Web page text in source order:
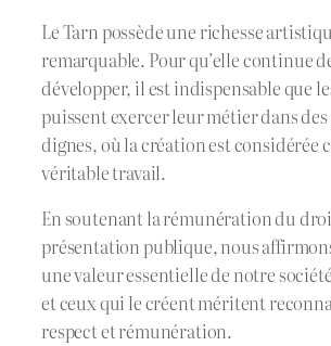
Le Tarn possède une richesse
remarquable. Pour qu’elle continue
développer, il est indispensable que
puissent exercer leur métier dans
dignes, où la création est considérée
véritable travail.
En soutenant la rémunération du
présentation publique, nous
une valeur essentielle de notre
et ceux qui le créent méritent
respect et rémunération.